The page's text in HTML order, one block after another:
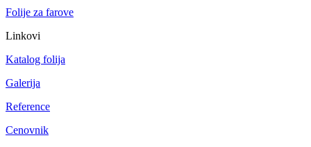
Folije za farove
Linkovi
Katalog folija
Galerija
Reference
Cenovnik